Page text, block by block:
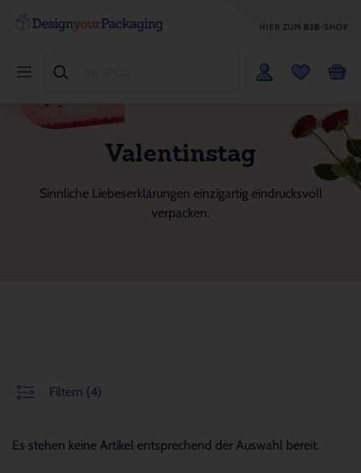
HIER ZUM B2B-SHOP
Valentinstag
Sinnliche Liebeserklärungen einzigartig eindrucksvoll
verpacken.
Filtern (4)
Es stehen keine Artikel entsprechend der Auswahl bereit.